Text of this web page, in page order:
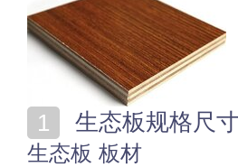
生态板规格尺
生态板 板材